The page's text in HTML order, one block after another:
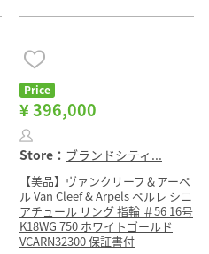
Price
¥ 396,000
Store： ブランドシティ...
【美品】ヴァンクリーフ＆アーペ
ル Van Cleef & Arpels ペルレ シニ
アチュール リング 指輪 ＃56 16号
K18WG 750 ホワイトゴールド
VCARN32300 保証書付